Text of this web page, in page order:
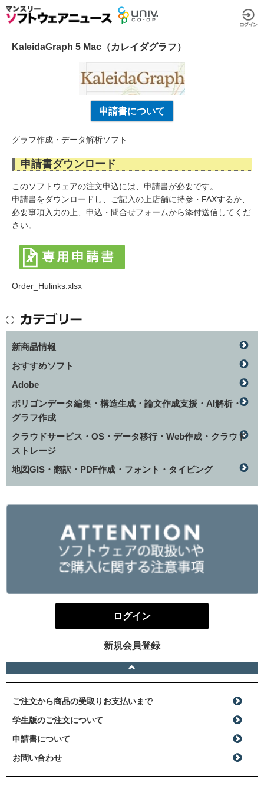
KaleidaGraph 5 Mac（カレイダグラフ）
申請書について
グラフ作成・データ解析ソフト
申請書ダウンロード
このソフトウェアの注文申込には、申請書が必要です。
申請書をダウンロードし、ご記入の上店舗に持参・FAXするか、
必要事項入力の上、申込・問合せフォームから添付送信してくだ
さい。
Order_Hulinks.xlsx
新商品情報
おすすめソフト
Adobe
ポリゴンデータ編集・構造生成・論文作成支援・AI解析・
グラフ作成
クラウドサービス・OS・データ移行・Web作成・クラウド
ストレージ
地図GIS・翻訳・PDF作成・フォント・タイピング
ログイン
新規会員登録
ご注文から商品の受取りお支払いまで
学生版のご注文について
申請書について
お問い合わせ